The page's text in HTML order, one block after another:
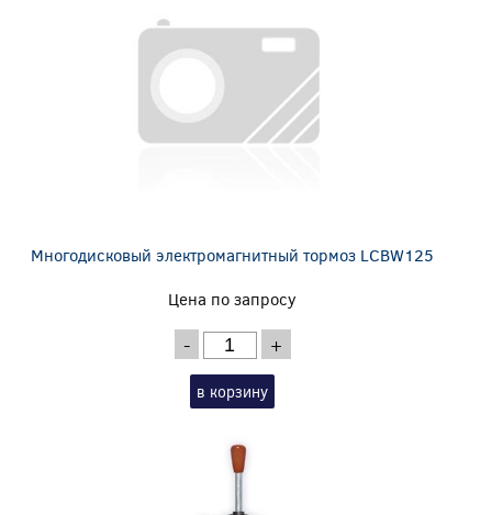
Многодисковый электромагнитный тормоз LCBW125
Цена по запросу
- +
в корзину